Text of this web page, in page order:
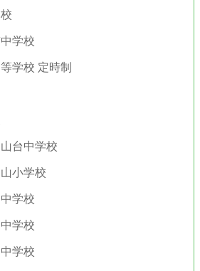
学校
学校 定時制
台中学校
小学校
学校
学校
学校